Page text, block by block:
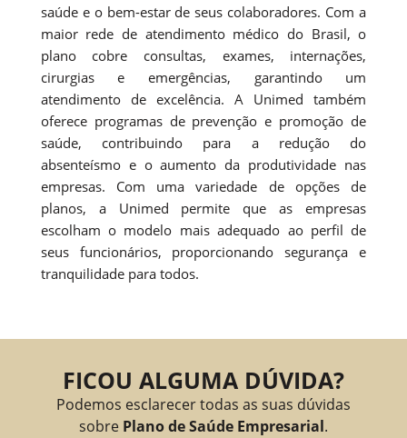
saúde e o bem-estar de seus colaboradores. Com a
maior rede de atendimento médico do Brasil, o
plano cobre consultas, exames, internações,
cirurgias e emergências, garantindo um
atendimento de excelência. A Unimed também
oferece programas de prevenção e promoção de
saúde, contribuindo para a redução do
absenteísmo e o aumento da produtividade nas
empresas. Com uma variedade de opções de
planos, a Unimed permite que as empresas
escolham o modelo mais adequado ao perfil de
seus funcionários, proporcionando segurança e
tranquilidade para todos.
FICOU ALGUMA DÚVIDA?
Podemos esclarecer todas as suas dúvidas
sobre Plano de Saúde Empresarial.